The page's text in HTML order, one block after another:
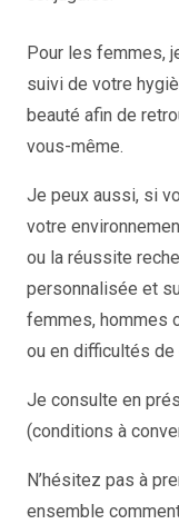
Pour les femmes,
suivi de votre
beauté afin de
vous-même.
Je peux aussi, si
votre
ou la réussite
personnalisée et
femmes, hommes
ou en difficultés de
Je consulte en
(conditions à
N’hésitez pas à
ensemble